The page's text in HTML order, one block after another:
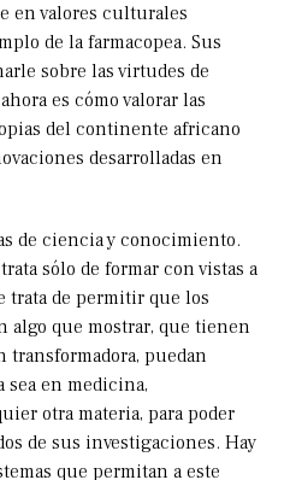
en valores culturales
de la farmacopea. Sus
sobre las virtudes de
es cómo valorar las
del continente africano
desarrolladas en
de ciencia y conocimiento.
sólo de formar con vistas a
trata de permitir que los
algo que mostrar, que tienen
puedan
sea en medicina,
otra materia, para poder
de sus investigaciones. Hay
que permitan a este